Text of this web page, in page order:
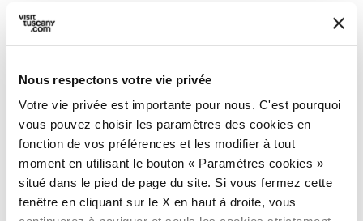
Nous respectons votre vie privée
Votre vie privée est importante pour nous. C'est pourquoi
vous pouvez choisir les paramètres des cookies en
fonction de vos préférences et les modifier à tout
moment en utilisant le bouton « Paramètres cookies »
situé dans le pied de page du site. Si vous fermez cette
fenêtre en cliquant sur le X en haut à droite, vous